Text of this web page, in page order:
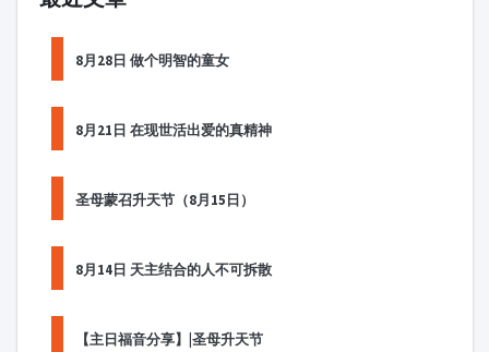
8月28日 做个明智的童女
8月21日 在现世活出爱的真精神
圣母蒙召升天节（8月15日）
8月14日 天主结合的人不可拆散
【主日福音分享】|圣母升天节